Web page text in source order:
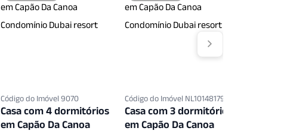
Código do Imóvel 9070
Casa com 4 dormitórios
em Capão Da Canoa
Código do Imóvel NL10148179
Casa com 3 dormitórios
em Capão Da Canoa